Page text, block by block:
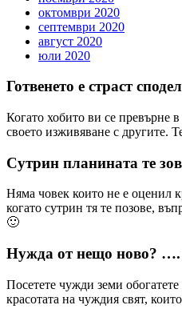
октомври 2020
септември 2020
август 2020
юли 2020
Готвенето е страст
Когато хобито ви се превърне в
своето изживяване с другите.
Сутрин планината те
Няма човек които не е оценил
когато сутрин тя те позове,
🙂
Нужда от нещо ново? ….
Посетете чужди земи
красотата на чуждия свят,